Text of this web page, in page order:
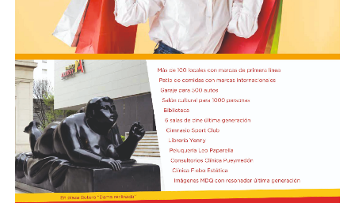
haciendo dedo. La colisión frontal resultó letal: sólo
sobrevivió el chofer del camión.
El hall del Palacio Comunal fue el lugar donde velaron
sus restos y ante el cual desfiló todo el arco político de
aquel momento, incluyendo a la camada de jóvenes que
habían dado sus primeros pasos en el peronismo, bajo
el liderazgo de “Coco” Taraborelli como conductor. Y el
vicegobernador Luis Macaya, que acompañó sus restos
hasta la despedida final.